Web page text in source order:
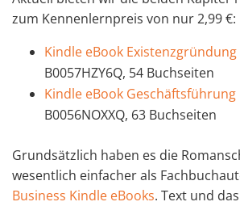
zum Kennenlernpreis von nur 2,99 €:
Kindle eBook Existenzgründung
B0057HZY6Q, 54 Buchseiten
Kindle eBook Geschäftsführung
B0056NOXXQ, 63 Buchseiten
Grundsätzlich haben es die
wesentlich einfacher als
Business Kindle eBooks. Text und